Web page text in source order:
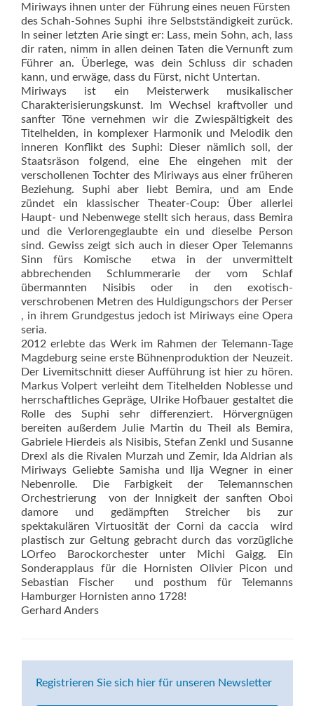
Miriways ihnen unter der Führung eines neuen Fürsten 
des Schah-Sohnes Suphi  ihre Selbstständigkeit zurück.
In seiner letzten Arie singt er: Lass, mein Sohn, ach, lass
dir raten, nimm in allen deinen Taten die Vernunft zum
Führer an. Überlege, was dein Schluss dir schaden
kann, und erwäge, dass du Fürst, nicht Untertan.
Miriways ist ein Meisterwerk musikalischer
Charakterisierungskunst. Im Wechsel kraftvoller und
sanfter Töne vernehmen wir die Zwiespältigkeit des
Titelhelden, in komplexer Harmonik und Melodik den
inneren Konflikt des Suphi: Dieser nämlich soll, der
Staatsräson folgend, eine Ehe eingehen mit der
verschollenen Tochter des Miriways aus einer früheren
Beziehung. Suphi aber liebt Bemira, und am Ende
zündet ein klassischer Theater-Coup: Über allerlei
Haupt- und Nebenwege stellt sich heraus, dass Bemira
und die Verlorengeglaubte ein und dieselbe Person
sind. Gewiss zeigt sich auch in dieser Oper Telemanns
Sinn fürs Komische  etwa in der unvermittelt
abbrechenden Schlummerarie der vom Schlaf
übermannten Nisibis oder in den exotisch-
verschrobenen Metren des Huldigungschors der Perser
, in ihrem Grundgestus jedoch ist Miriways eine Opera
seria.
2012 erlebte das Werk im Rahmen der Telemann-Tage
Magdeburg seine erste Bühnenproduktion der Neuzeit.
Der Livemitschnitt dieser Aufführung ist hier zu hören.
Markus Volpert verleiht dem Titelhelden Noblesse und
herrschaftliches Gepräge, Ulrike Hofbauer gestaltet die
Rolle des Suphi sehr differenziert. Hörvergnügen
bereiten außerdem Julie Martin du Theil als Bemira,
Gabriele Hierdeis als Nisibis, Stefan Zenkl und Susanne
Drexl als die Rivalen Murzah und Zemir, Ida Aldrian als
Miriways Geliebte Samisha und Ilja Wegner in einer
Nebenrolle. Die Farbigkeit der Telemannschen
Orchestrierung  von der Innigkeit der sanften Oboi
damore und gedämpften Streicher bis zur
spektakulären Virtuosität der Corni da caccia  wird
plastisch zur Geltung gebracht durch das vorzügliche
LOrfeo Barockorchester unter Michi Gaigg. Ein
Sonderapplaus für die Hornisten Olivier Picon und
Sebastian Fischer  und posthum für Telemanns
Hamburger Hornisten anno 1728!
Gerhard Anders
Registrieren Sie sich hier für unseren Newsletter